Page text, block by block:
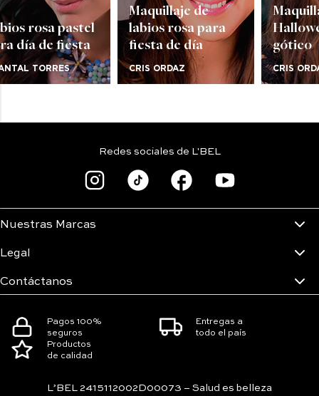
rosa pastel
día de fiesta
TORRES
Maquillaje de
labios rosa para
fiesta de día
CRIS ORDAZ
gótico
CRIS
Nuevo:
ojos
intenso
Ojos
fiesta
Nuestras Marcas
Legal
Contáctanos
Redes sociales de L'BEL
Pagos 100%
seguros
Entregas a
todo el país
Productos
de calidad
L’BEL 2415112002D00073 – Salud es belleza